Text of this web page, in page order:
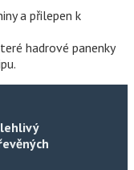
a přilepen k
hadrové panenky